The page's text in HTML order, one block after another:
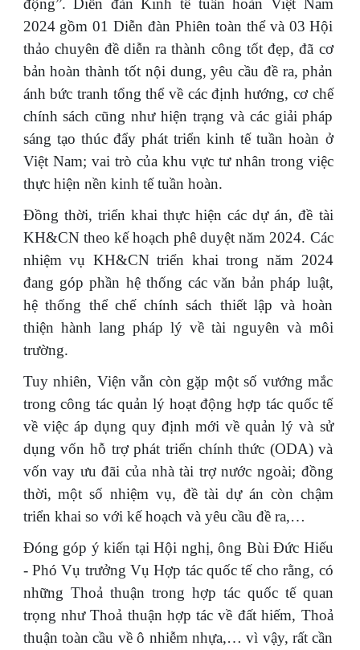
động”. Diễn đàn Kinh tế tuần hoàn Việt Nam
2024 gồm 01 Diễn đàn Phiên toàn thể và 03 Hội
thảo chuyên đề diễn ra thành công tốt đẹp, đã cơ
bản hoàn thành tốt nội dung, yêu cầu đề ra, phản
ánh bức tranh tổng thể về các định hướng, cơ chế
chính sách cũng như hiện trạng và các giải pháp
sáng tạo thúc đẩy phát triển kinh tế tuần hoàn ở
Việt Nam; vai trò của khu vực tư nhân trong việc
thực hiện nền kinh tế tuần hoàn.
Đồng thời, triển khai thực hiện các dự án, đề tài
KH&CN theo kế hoạch phê duyệt năm 2024. Các
nhiệm vụ KH&CN triển khai trong năm 2024
đang góp phần hệ thống các văn bản pháp luật,
hệ thống thể chế chính sách thiết lập và hoàn
thiện hành lang pháp lý về tài nguyên và môi
trường.
Tuy nhiên, Viện vẫn còn gặp một số vướng mắc
trong công tác quản lý hoạt động hợp tác quốc tế
về việc áp dụng quy định mới về quản lý và sử
dụng vốn hỗ trợ phát triển chính thức (ODA) và
vốn vay ưu đãi của nhà tài trợ nước ngoài; đồng
thời, một số nhiệm vụ, đề tài dự án còn chậm
triển khai so với kế hoạch và yêu cầu đề ra,…
Đóng góp ý kiến tại Hội nghị, ông Bùi Đức Hiếu
- Phó Vụ trưởng Vụ Hợp tác quốc tế cho rằng, có
những Thoả thuận trong hợp tác quốc tế quan
trọng như Thoả thuận hợp tác về đất hiếm, Thoả
thuận toàn cầu về ô nhiễm nhựa,… vì vậy, rất cần